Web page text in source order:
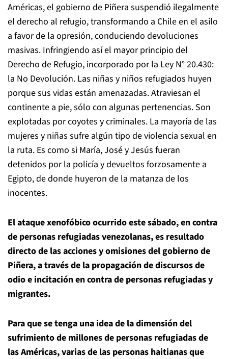
Américas, el gobierno de Piñera suspendió ilegalmente
el derecho al refugio, transformando a Chile en el asilo
a favor de la opresión, conduciendo devoluciones
masivas. Infringiendo así el mayor principio del
Derecho de Refugio, incorporado por la Ley N° 20.430:
la No Devolución. Las niñas y niños refugiados huyen
porque sus vidas están amenazadas. Atraviesan el
continente a pie, sólo con algunas pertenencias. Son
explotadas por coyotes y criminales. La mayoría de las
mujeres y niñas sufre algún tipo de violencia sexual en
la ruta. Es como si María, José y Jesús fueran
detenidos por la policía y devueltos forzosamente a
Egipto, de donde huyeron de la matanza de los
inocentes.
El ataque xenofóbico ocurrido este sábado, en contra
de personas refugiadas venezolanas, es resultado
directo de las acciones y omisiones del gobierno de
Piñera, a través de la propagación de discursos de
odio e incitación en contra de personas refugiadas y
migrantes.
Para que se tenga una idea de la dimensión del
sufrimiento de millones de personas refugiadas de
las Américas, varias de las personas haitianas que